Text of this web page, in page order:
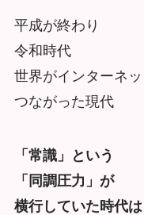
平成が終わり
令和時代
世界がインターネ
つながった現代
「常識」という
「同調圧力」が
横行していた時代は